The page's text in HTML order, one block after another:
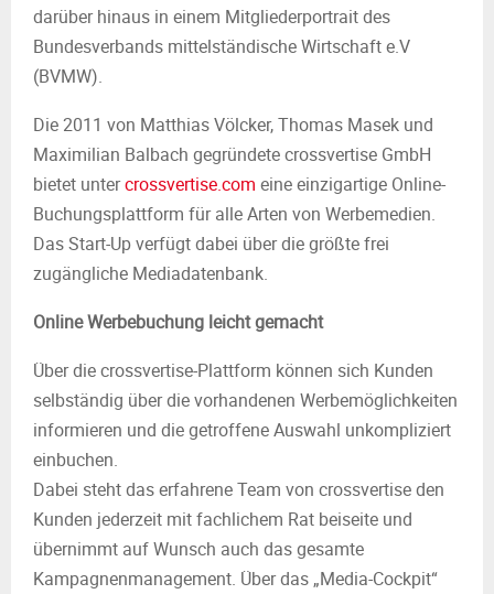
darüber hinaus in einem Mitgliederportrait des
Bundesverbands mittelständische Wirtschaft e.V
(BVMW).
Die 2011 von Matthias Völcker, Thomas Masek und
Maximilian Balbach gegründete crossvertise GmbH
bietet untercrossvertise.com eine einzigartige Online-
Buchungsplattform für alle Arten von Werbemedien.
Das Start-Up verfügt dabei über die größte frei
zugängliche Mediadatenbank.
Online Werbebuchung leicht gemacht
Über die crossvertise-Plattform können sich Kunden
selbständig über die vorhandenen Werbemöglichkeiten
informieren und die getroffene Auswahl unkompliziert
einbuchen.
Dabei steht das erfahrene Team von crossvertise den
Kunden jederzeit mit fachlichem Rat beiseite und
übernimmt auf Wunsch auch das gesamte
Kampagnenmanagement. Über das „Media-Cockpit“